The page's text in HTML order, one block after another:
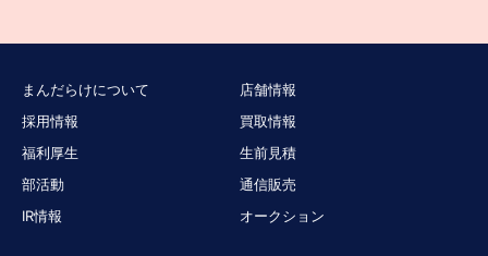
まんだらけについて
採用情報
福利厚生
部活動
IR情報
店舗情報
買取情報
生前見積
通信販売
オークション